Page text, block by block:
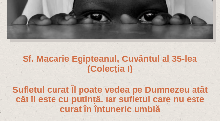
Sf. Macarie Egipteanul, Cuvântul al 35-lea
(Colecția I)
Sufletul curat Îl poate vedea pe Dumnezeu atât
cât îi este cu putință. Iar sufletul care nu este
curat în întuneric umblă